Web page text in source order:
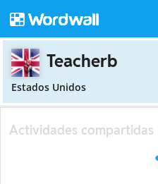
Teacherb
Estados Unidos
Actividades compartidas